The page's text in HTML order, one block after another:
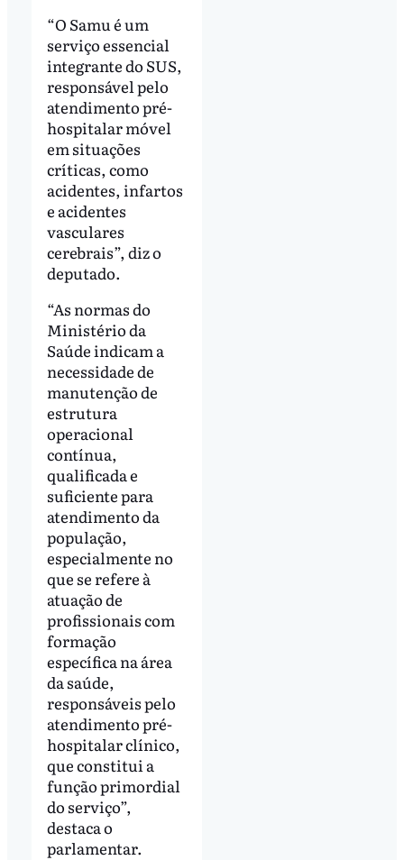
“O Samu é um
serviço essencial
integrante do SUS,
responsável pelo
atendimento pré-
hospitalar móvel
em situações
críticas, como
acidentes, infartos
e acidentes
vasculares
cerebrais”, diz o
deputado.
“As normas do
Ministério da
Saúde indicam a
necessidade de
manutenção de
estrutura
operacional
contínua,
qualificada e
suficiente para
atendimento da
população,
especialmente no
que se refere à
atuação de
profissionais com
formação
específica na área
da saúde,
responsáveis pelo
atendimento pré-
hospitalar clínico,
que constitui a
função primordial
do serviço”,
destaca o
parlamentar.